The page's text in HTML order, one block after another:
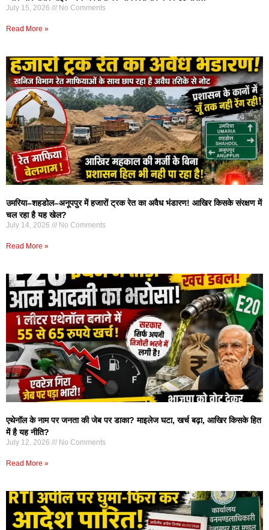
July 15, 2026 No Comments
Read More »
उमरिया–शहडोल–अनूपपुर में हजारों ट्रक रेत का अवैध भंडारण! आखिर किसके संरक्षण में
चल रहा है यह खेल?
July 14, 2026 No Comments
Read More »
एथेनॉल के नाम पर जनता की जेब पर डाका? माइलेज घटा, खर्च बढ़ा, आखिर किसके हित
में है यह नीति?
July 12, 2026 No Comments
Read More »